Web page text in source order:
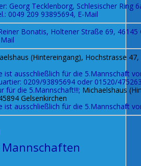
Georg Tecklenborg, Schlesischer Ring
0049 209 93895694, E-Mail
Bonatis, Holtener Straße 69, 46145
(Hintereingang), Hochstrasse 47,
ist ausschließlich für die 5.Mannschaft
0209/93895694 oder 01520/
für die 5.Mannschaft!!!; Michaelshaus
Gelsenkirchen
ist ausschließlich für die 5.Mannschaft
Mannschaften